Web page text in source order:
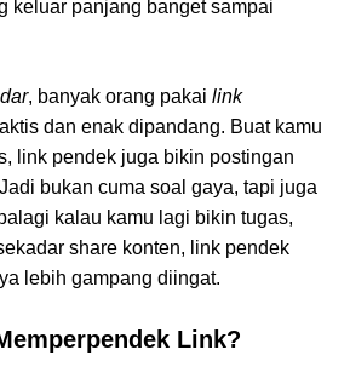
keluar panjang banget sampai
, banyak orang pakai link
dan enak dipandang. Buat kamu
link pendek juga bikin postingan
bukan cuma soal gaya, tapi juga
kalau kamu lagi bikin tugas,
share konten, link pendek
lebih gampang diingat.
Link?